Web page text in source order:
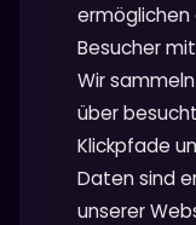
ermöglichen
Besucher
Wir
über
Klickpfade
Daten sind
unserer